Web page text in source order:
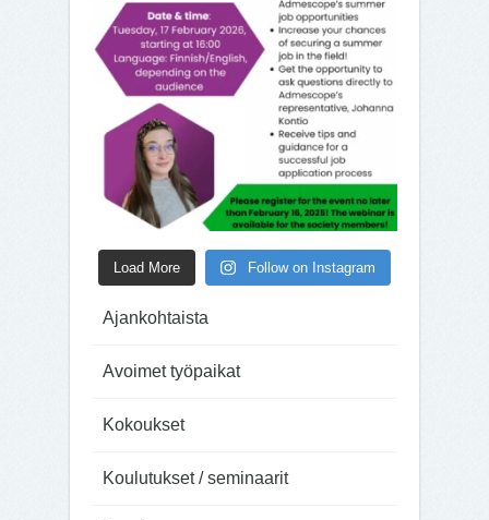
Load More Follow on Instagram
Ajankohtaista
Avoimet työpaikat
Kokoukset
Koulutukset / seminaarit